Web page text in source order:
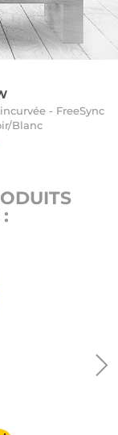
- FreeSync
Blanc